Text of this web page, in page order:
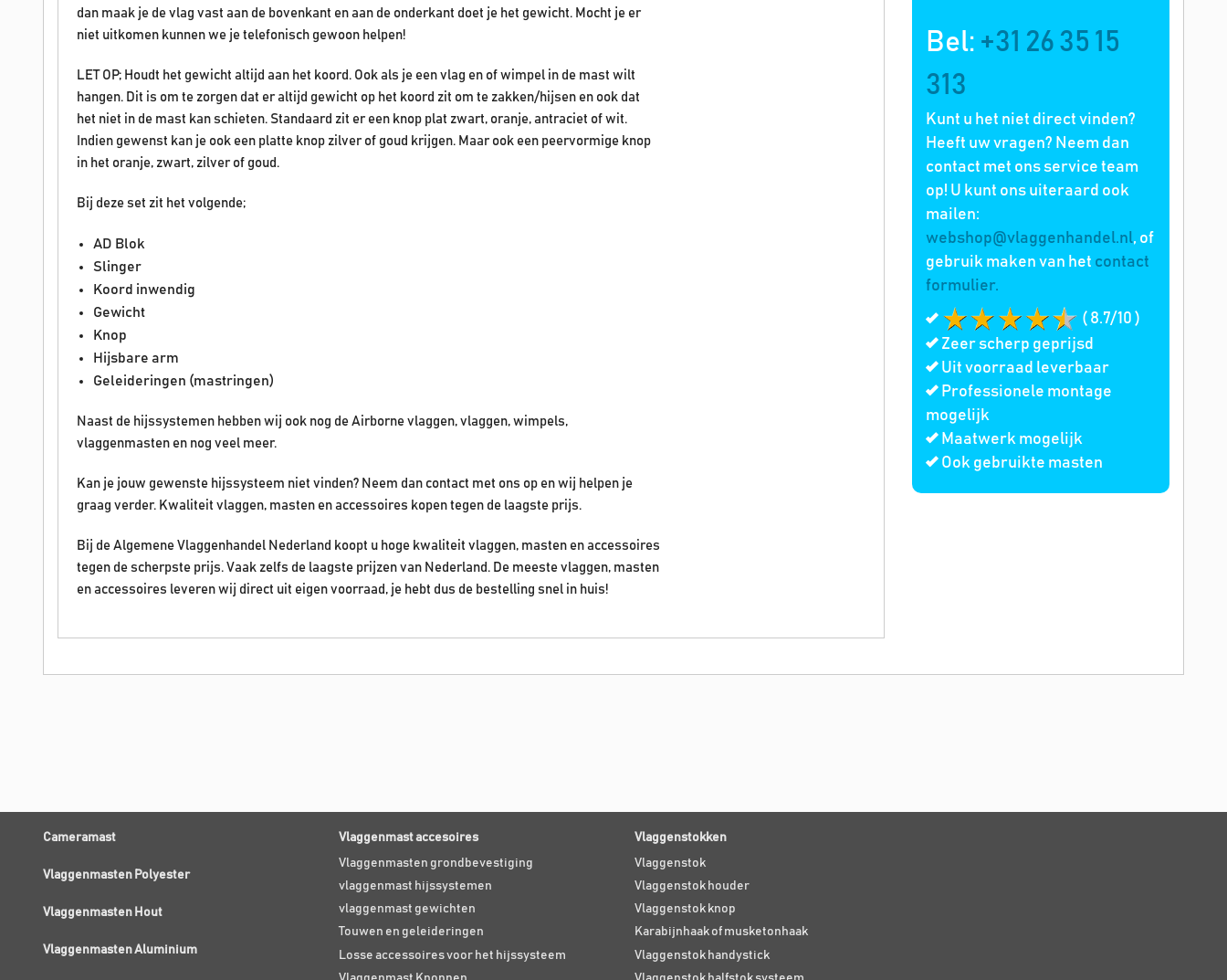
Bel: +31 26 35 15
313
Kunt u het niet direct vinden?
Heeft uw vragen? Neem dan
contact met ons service team
op! U kunt ons uiteraard ook
mailen:
webshop@vlaggenhandel.nl, of
gebruik maken van het contact
formulier.
( 8.7/10 )
Zeer scherp geprijsd
Uit voorraad leverbaar
Professionele montage
mogelijk
Maatwerk mogelijk
Ook gebruikte masten
dan maak je de vlag vast aan de bovenkant en aan de onderkant doet je het gewicht. Mocht je er
niet uitkomen kunnen we je telefonisch gewoon helpen!
LET OP; Houdt het gewicht altijd aan het koord. Ook als je een vlag en of wimpel in de mast wilt
hangen. Dit is om te zorgen dat er altijd gewicht op het koord zit om te zakken/hijsen en ook dat
het niet in de mast kan schieten. Standaard zit er een knop plat zwart, oranje, antraciet of wit.
Indien gewenst kan je ook een platte knop zilver of goud krijgen. Maar ook een peervormige knop
in het oranje, zwart, zilver of goud.
Bij deze set zit het volgende;
AD Blok
Slinger
Koord inwendig
Gewicht
Knop
Hijsbare arm
Geleideringen (mastringen)
Naast de hijssystemen hebben wij ook nog de Airborne vlaggen, vlaggen, wimpels,
vlaggenmasten en nog veel meer.
Kan je jouw gewenste hijssysteem niet vinden? Neem dan contact met ons op en wij helpen je
graag verder. Kwaliteit vlaggen, masten en accessoires kopen tegen de laagste prijs.
Bij de Algemene Vlaggenhandel Nederland koopt u hoge kwaliteit vlaggen, masten en accessoires
tegen de scherpste prijs. Vaak zelfs de laagste prijzen van Nederland. De meeste vlaggen, masten
en accessoires leveren wij direct uit eigen voorraad, je hebt dus de bestelling snel in huis!
Cameramast
Vlaggenmasten Polyester
Vlaggenmasten Hout
Vlaggenmasten Aluminium
Vlaggenmast accesoires
Vlaggenmasten grondbevestiging
vlaggenmast hijssystemen
vlaggenmast gewichten
Touwen en geleideringen
Losse accessoires voor het hijssysteem
Vlaggenstokken
Vlaggenstok
Vlaggenstok houder
Vlaggenstok knop
Karabijnhaak of musketonhaak
Vlaggenstok handystick